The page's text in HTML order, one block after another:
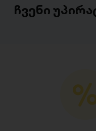
ჩვენი